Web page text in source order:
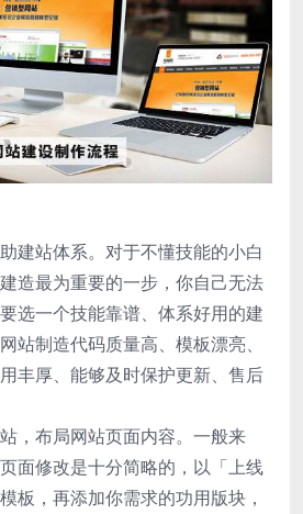
建站体系。对于不懂技能的小白
造最为重要的一步，你自己无法
选一个技能靠谱、体系好用的建
站制造代码质量高、模板漂亮、
丰厚、能够及时保护更新、售后
，布局网站页面内容。一般来
面修改是十分简略的，以「上线
板，再添加你需求的功用版块，